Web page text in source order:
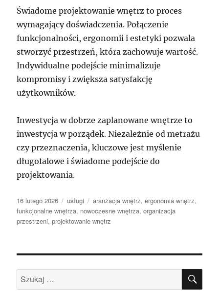
Świadome projektowanie wnętrz to proces
wymagający doświadczenia. Połączenie
funkcjonalności, ergonomii i estetyki pozwala
stworzyć przestrzeń, która zachowuje wartość.
Indywidualne podejście minimalizuje
kompromisy i zwiększa satysfakcję
użytkowników.
Inwestycja w dobrze zaplanowane wnętrze to
inwestycja w porządek. Niezależnie od metrażu
czy przeznaczenia, kluczowe jest myślenie
długofalowe i świadome podejście do
projektowania.
Data
publikacji
16 lutego 2026 Kategorie
usługi Tagi
aranżacja wnętrz,ergonomia wnętrz,
funkcjonalne wnętrza, nowoczesne wnętrza,organizacja
przestrzeni,projektowanie wnętrz
Szukaj: